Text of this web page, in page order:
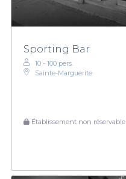
Sporting Bar
10 - 100 pers.
Sainte-Marguerite
Établissement non réservable